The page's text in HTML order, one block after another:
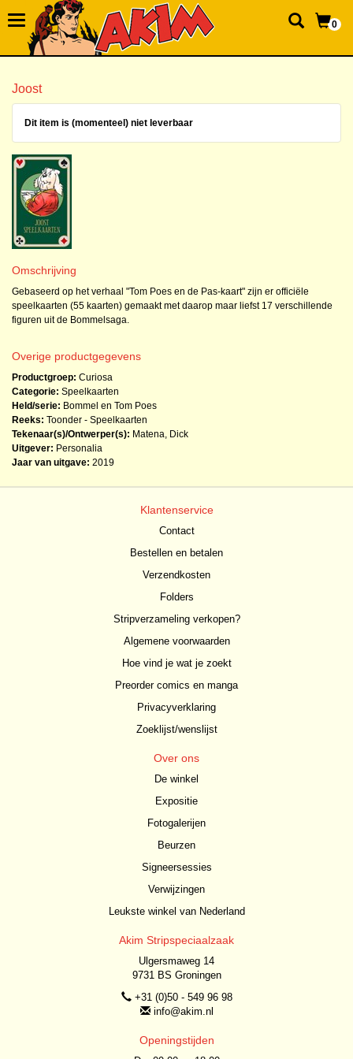
0
Joost
Dit item is (momenteel) niet leverbaar
Omschrijving
Gebaseerd op het verhaal "Tom Poes en de Pas-kaart" zijn er officiële
speelkaarten (55 kaarten) gemaakt met daarop maar liefst 17 verschillende
figuren uit de Bommelsaga.
Overige productgegevens
Productgroep: Curiosa
Categorie: Speelkaarten
Held/serie: Bommel en Tom Poes
Reeks: Toonder - Speelkaarten
Tekenaar(s)/Ontwerper(s): Matena, Dick
Uitgever: Personalia
Jaar van uitgave: 2019
Klantenservice
Contact
Bestellen en betalen
Verzendkosten
Folders
Stripverzameling verkopen?
Algemene voorwaarden
Hoe vind je wat je zoekt
Preorder comics en manga
Privacyverklaring
Zoeklijst/wenslijst
Over ons
De winkel
Expositie
Fotogalerijen
Beurzen
Signeersessies
Verwijzingen
Leukste winkel van Nederland
Akim Stripspeciaalzaak
Ulgersmaweg 14
9731 BS Groningen
+31 (0)50 - 549 96 98
info@akim.nl
Openingstijden